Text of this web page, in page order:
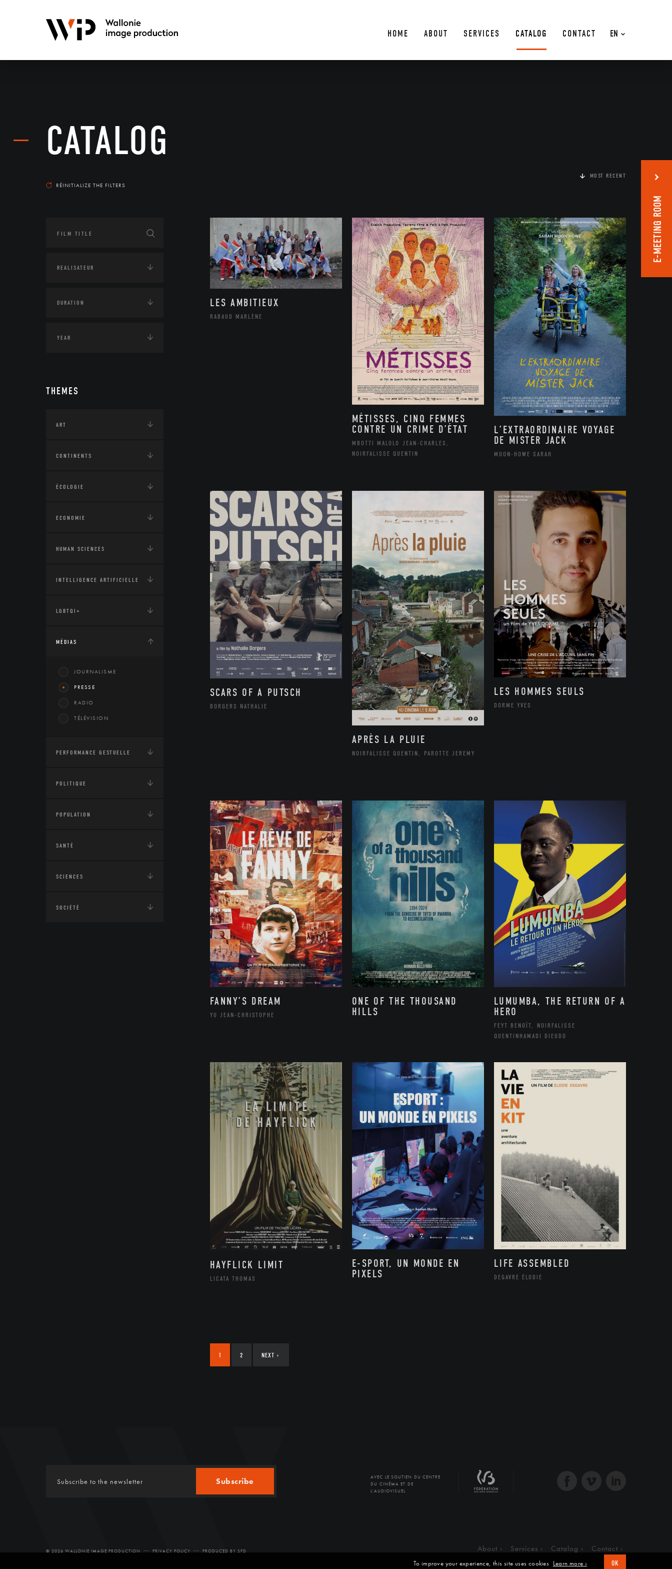
EN
HOME ABOUT SERVICES CATALOG CONTACT
CATALOG
RÉINITIALIZE THE FILTERS
THEMES
ART
CONTINENTS
ÉCOLOGIE
ECONOMIE
HUMAN SCIENCES
INTELLIGENCE ARTIFICIELLE
LGBTQI+
MÉDIAS
JOURNALISME
PRESSE
RADIO
TÉLÉVISION
PERFORMANCE GESTUELLE
POLITIQUE
POPULATION
SANTÉ
SCIENCES
SOCIÉTÉ
MOST RECENT
LES AMBITIEUX
RABAUD MARLÈNE
MÉTISSES, CINQ FEMMES
CONTRE UN CRIME D’ÉTAT
MBOTTI MALOLO JEAN-CHARLES,
NOIRFALISSE QUENTIN
L’EXTRAORDINAIRE VOYAGE
DE MISTER JACK
MOON-HOWE SARAH
SCARS OF A PUTSCH
BORGERS NATHALIE
APRÈS LA PLUIE
NOIRFALISSE QUENTIN, PAROTTE JEREMY
LES HOMMES SEULS
DORME YVES
FANNY’S DREAM
YU JEAN-CHRISTOPHE
ONE OF THE THOUSAND
HILLS
LUMUMBA, THE RETURN OF A
HERO
FEYT BENOÎT, NOIRFALISSE
QUENTINHAMADI DIEUDO
HAYFLICK LIMIT
LICATA THOMAS
E-SPORT, UN MONDE EN
PIXELS
LIFE ASSEMBLED
DEGAVRE ÉLODIE
1 2 NEXT ›
Subscribe
AVEC LE SOUTIEN DU CENTRE
DU CINÉMA ET DE
L'AUDIOVISUEL
© 2026 WALLONIE IMAGE PRODUCTION PRIVACY POLICY PRODUCED BY SFD About Services Catalog Contact
E-MEETING ROOM
To improve your experience, this site uses cookies Learn more › OK